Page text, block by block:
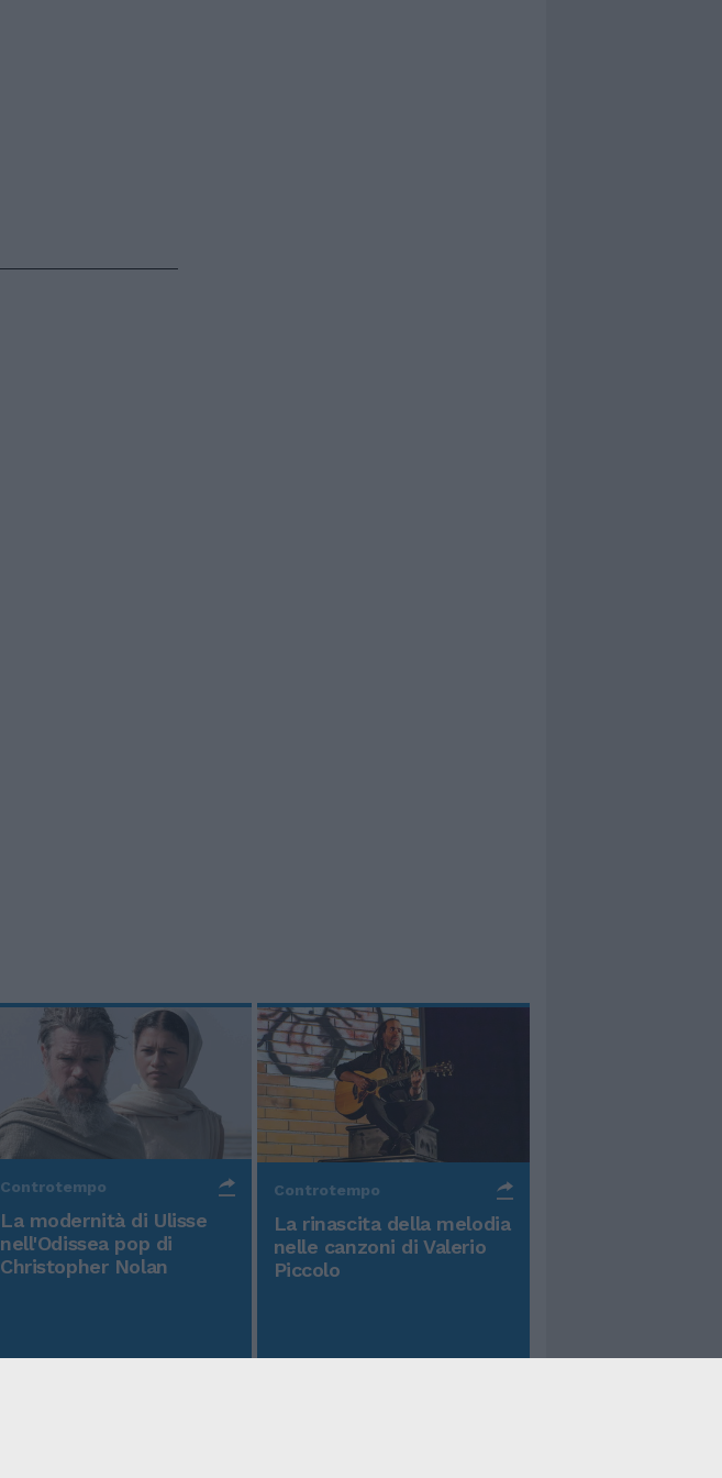
Controtempo
La modernità di Ulisse
nell'Odissea pop di
Christopher Nolan
Controtempo
La rinascita della melodia
nelle canzoni di Valerio
Piccolo